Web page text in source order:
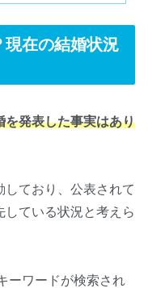
現在の結婚状況
を発表した事実はあり
ており、公表されて
ている状況と考えら
ーワードが検索され